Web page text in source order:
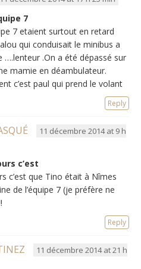
7
7 etaient surtout en retard
qui conduisait le minibus a
….lenteur .On a été dépassé sur
mamie en déambulateur.
c’est paul qui prend le volant
Reply
11 décembre 2014 at 9 h
c’est
c’est que Tino était à Nîmes
de l’équipe 7 (je préfère ne
Reply
11 décembre 2014 at 21 h